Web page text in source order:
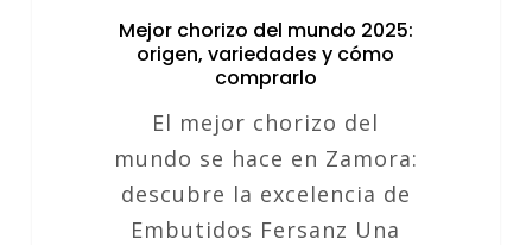
Mejor chorizo del mundo 2025:
origen, variedades y cómo
comprarlo
El mejor chorizo del
mundo se hace en Zamora:
descubre la excelencia de
Embutidos Fersanz Una